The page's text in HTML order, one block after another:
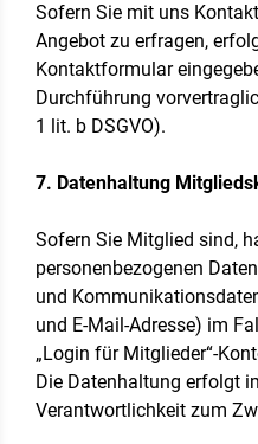
Sofern Sie mit uns
Angebot zu erfragen,
Kontaktformular
Durchführung
1 lit. b DSGVO).
7. Datenhaltung
Sofern Sie Mitglied sind,
personenbezogenen
und
und E-Mail-Adresse) im
„Login für Mitglieder“-
Die Datenhaltung erfolgt
Verantwortlichkeit zum